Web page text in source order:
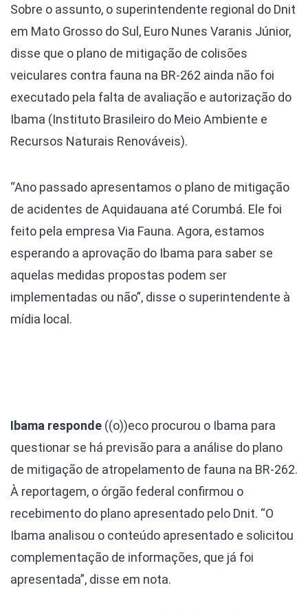
Sobre o assunto, o superintendente regional do Dnit
em Mato Grosso do Sul, Euro Nunes Varanis Júnior,
disse que o plano de mitigação de colisões
veiculares contra fauna na BR-262 ainda não foi
executado pela falta de avaliação e autorização do
Ibama (Instituto Brasileiro do Meio Ambiente e
Recursos Naturais Renováveis).
“Ano passado apresentamos o plano de mitigação
de acidentes de Aquidauana até Corumbá. Ele foi
feito pela empresa Via Fauna. Agora, estamos
esperando a aprovação do Ibama para saber se
aquelas medidas propostas podem ser
implementadas ou não”, disse o superintendente à
mídia local.
Ibama responde ((o))eco procurou o Ibama para
questionar se há previsão para a análise do plano
de mitigação de atropelamento de fauna na BR-262.
À reportagem, o órgão federal confirmou o
recebimento do plano apresentado pelo Dnit. “O
Ibama analisou o conteúdo apresentado e solicitou
complementação de informações, que já foi
apresentada”, disse em nota.